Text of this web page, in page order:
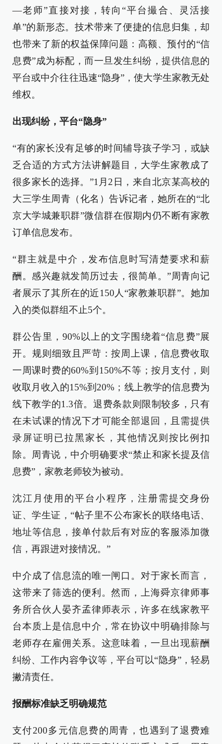
—老师”直接对接，转向“平台撮合、灵活接
单”的新形态。技术带来了便捷的信息归集，却
也带来了新的权益保障问题：高额、预付的“信
息费”成为标配，而一旦发生纠纷，提供信息的
平台或中介往往迅速“隐身”，使大学生家教无处
维权。
出现纠纷，平台“隐身”
“有的家长没有足够的时间辅导孩子学习，或缺
乏合适的方式方法讲解题目，大学生家教成了
很多家长的选择。”1月2日，来自北京某高校的
大三学生周青（化名）告诉记者，她所在的“北
京大学城兼职群”微信群在假期内仍不断有家教
订单信息发布。
“群主就是中介，发布信息时写清楚要求和薪
酬。感兴趣就发简历过去，很简单。”周青向记
者展示了其所在的近150人“家教兼职群”。她加
入的类似群组不止5个。
群公告里，90%以上的文字围绕着“信息费”展
开。规则细致且严苛：按周上课，信息费收取
一周课时费的60%到150%不等；按月支付，则
收取月收入的15%到20%；线上教学的信息费为
线下教学的1.3倍。退费条款则限制较多，只有
在未试课的情况下才可能全部退回，且需提供
录屏证明已拉黑家长，其他情况则按比例扣
除。周青说，中介明确要求“禁止和家长提及信
息费”，家教老师较为被动。
沈江月使用的平台小程序，注册需提交身份
证、学生证，“帖子里不公布家长的联络电话、
地址等信息，接单付款后有对应的客服添加微
信，再跟进对接情况。”
中介成了信息流的唯一闸口。对于家长而言，
这带来了筛选的便利。然而，上海舜京律师事
务所合伙人晏齐孟律师表示，许多在线家教平
台本质上是信息中介，常在协议中明确排除与
老师存在雇佣关系。这意味着，一旦出现薪酬
纠纷、工作内容争议等，平台可以“隐身”，轻易
撇清责任。
报酬标准缺乏明确规范
支付200多元信息费的周青，也遇到了退费难